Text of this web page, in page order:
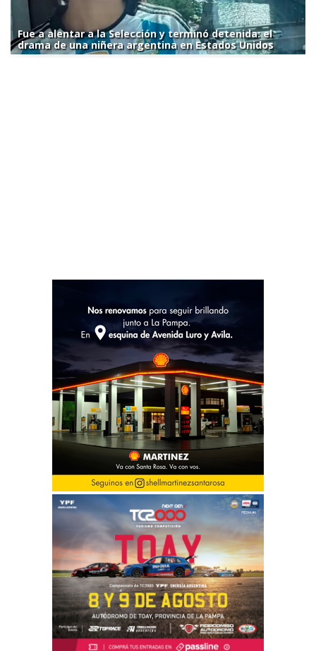
Fue a alentar a la Selección y terminó detenida: el
drama de una niñera argentina en Estados Unidos